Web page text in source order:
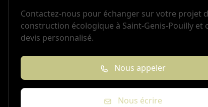
Contactez-nous pour échanger sur votre projet
construction écologique à Saint-Genis-Pouilly et
devis personnalisé.
Nous appeler
Nous écrire